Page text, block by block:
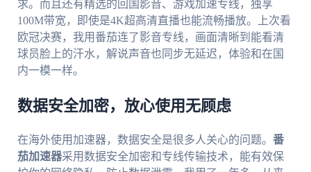
求。而且还有精选的回国影音、游戏加速专线，独享
100M带宽，即使是4K超高清直播也能流畅播放。上次看
欧冠决赛，我用番茄连了影音专线，画面清晰到能看清
球员脸上的汗水，解说声音也同步无延迟，体验和在国
内一模一样。
数据安全加密，放心使用无顾虑
在海外使用加速器，数据安全是很多人关心的问题。 番
茄加速器采用数据安全加密和专线传输技术，能有效保